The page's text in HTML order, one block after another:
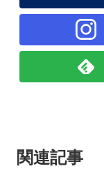
関連記事